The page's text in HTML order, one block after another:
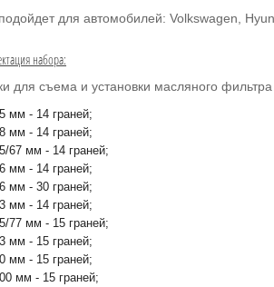
для автомобилей: Volkswagen,
набора:
для съема и установки масляного
мм - 14 граней;
мм - 14 граней;
67 мм - 14 граней;
мм - 14 граней;
мм - 30 граней;
мм - 14 граней;
77 мм - 15 граней;
мм - 15 граней;
мм - 15 граней;
мм - 15 граней;